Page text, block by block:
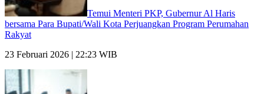
Temui Menteri PKP, Gubernur Al Haris
bersama Para Bupati/Wali Kota Perjuangkan Program Perumahan
Rakyat
23 Februari 2026 | 22:23 WIB